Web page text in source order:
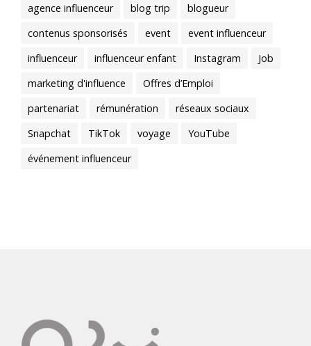
agence influenceur blog trip
blogueur
contenus sponsorisés
event
event influenceur
influenceur
influenceur enfant Instagram
Job
marketing d'influence
Offres d’Emploi
partenariat
rémunération
réseaux sociaux
Snapchat
TikTok voyage
YouTube
événement influenceur